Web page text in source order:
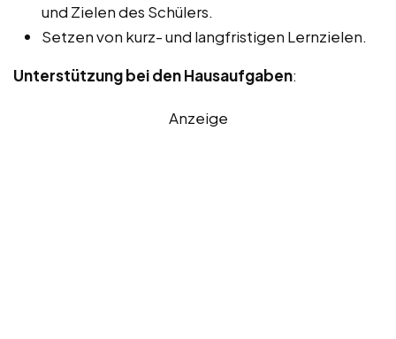
und Zielen des Schülers.
Setzen von kurz- und langfristigen Lernzielen.
Unterstützung bei den Hausaufgaben:
Anzeige